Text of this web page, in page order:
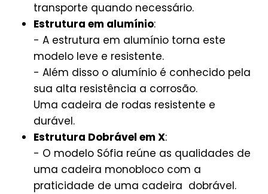
transporte quando necessário.
Estrutura em alumínio:
- A estrutura em alumínio torna este
modelo leve e resistente.
- Além disso o alumínio é conhecido pela
sua alta resistência a corrosão.
Uma cadeira de rodas resistente e
durável.
Estrutura Dobrável em X:
- O modelo Sófia reúne as qualidades de
uma cadeira monobloco com a
praticidade de uma cadeira dobrável.